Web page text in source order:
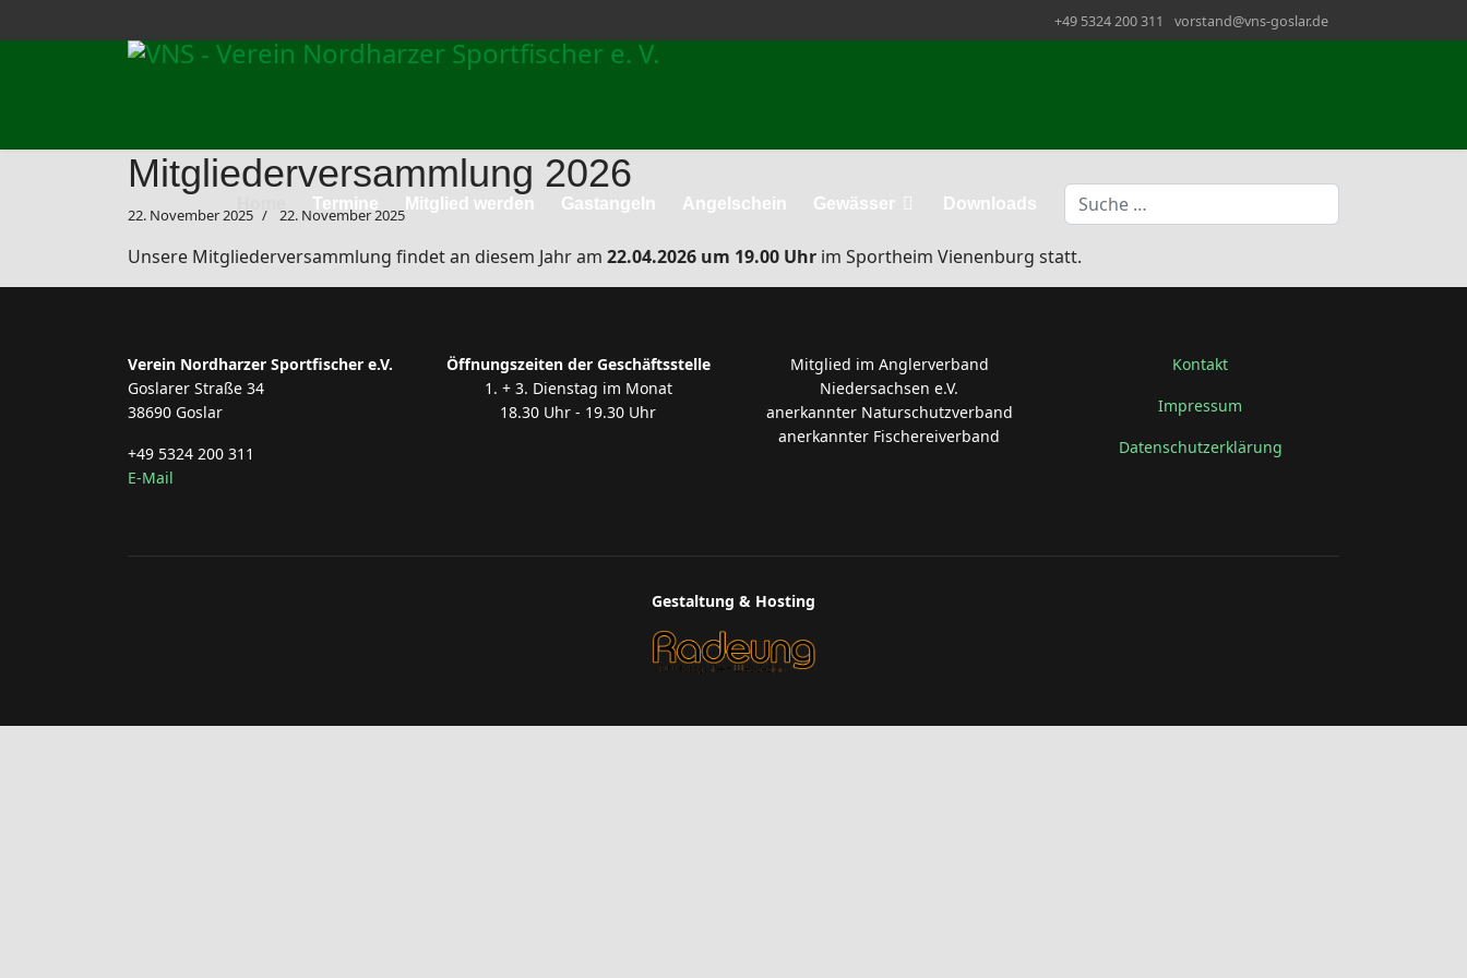
+49 5324 200 311 vorstand@vns-goslar.de
Termine Mitglied werden Gastangeln Angelschein Gewässer Downloads Suchen
Mitgliederversammlung 2026
22. November 2025 22. November 2025
Unsere Mitgliederversammlung findet an diesem Jahr am 22.04.2026 um 19.00 Uhr im Sportheim Vienenburg statt.
Verein Nordharzer Sportfischer e.V.
Goslarer Straße 34
38690 Goslar
+49 5324 200 311
E-Mail
Öffnungszeiten der Geschäftsstelle
1. + 3. Dienstag im Monat
18.30 Uhr - 19.30 Uhr
Mitglied im Anglerverband
Niedersachsen e.V.
anerkannter Naturschutzverband
anerkannter Fischereiverband
Kontakt
Impressum
Datenschutzerklärung
Gestaltung & Hosting